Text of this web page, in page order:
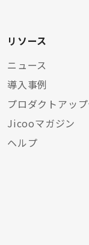
リソース
ニュース
導入事例
プロダクトアッ
Jicooマガジン
ヘルプ